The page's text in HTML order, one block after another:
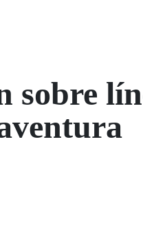
sobre